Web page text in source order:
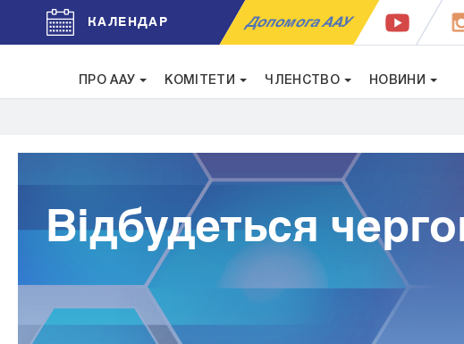
КАЛЕНДАР Допомога ААУ
ПРО ААУ КОМІТЕТИ ЧЛЕНСТВО НОВИНИ
Відбудеться